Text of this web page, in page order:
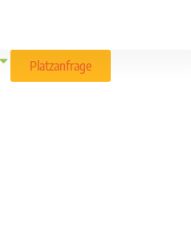
Platzanfrage